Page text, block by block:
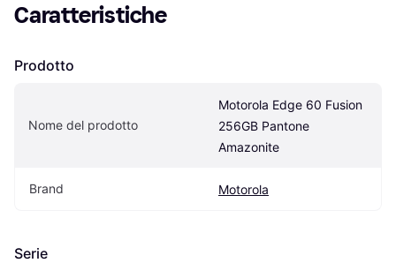
Caratteristiche
Prodotto
Nome del prodotto
Motorola Edge 60 Fusion
256GB Pantone
Amazonite
Brand Motorola
Serie